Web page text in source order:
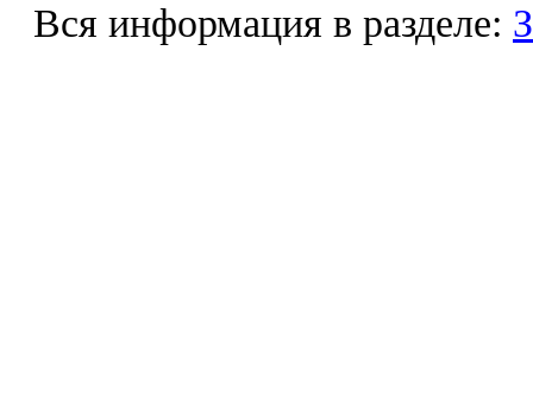
Вся информация в разделе: